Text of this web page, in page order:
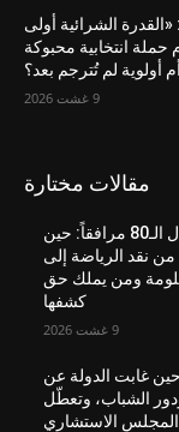
الشرائية أولى
انتخابية محبوكة
أم أولوية لم تُترجم بعد؟
9 غشت 2026
مقالات مختارة
من 120 رياضياً إلى سؤال الـ80 مرافقاً: حين
نقد الرياضة إلى
ومن يملك حق
كشفها
9 غشت 2026
غابت الدولة عن
الشباب، وتعطّل
المجلس الاستشاري